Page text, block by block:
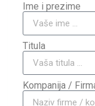
Ime i prezime
Titula
Kompanija /